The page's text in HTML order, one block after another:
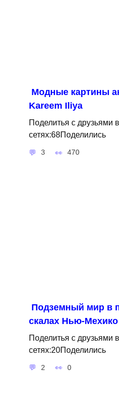
Модные картины
Kareem Iliya
Поделитья с друзьями
сетях:68Поделились
3 470
Подземный мир в
скалах Нью-Мехико
Поделитья с друзьями
сетях:20Поделились
2 0